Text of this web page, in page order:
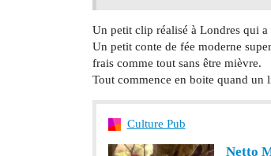
Un petit clip réalisé à Londres qui
Un petit conte de fée moderne
frais comme tout sans être mièvre.
Tout commence en boite quand
Culture Pub
Netto